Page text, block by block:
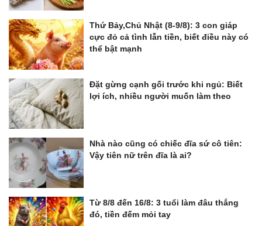
Thứ Bảy,Chủ Nhật (8-9/8): 3 con giáp
cực đỏ cả tình lẫn tiền, biết điều này có
thể bật mạnh
Đặt gừng cạnh gối trước khi ngủ: Biết
lợi ích, nhiều người muốn làm theo
Nhà nào cũng có chiếc đĩa sứ cô tiên:
Vậy tiên nữ trên đĩa là ai?
Từ 8/8 đến 16/8: 3 tuổi làm đâu thắng
đó, tiền đếm mỏi tay